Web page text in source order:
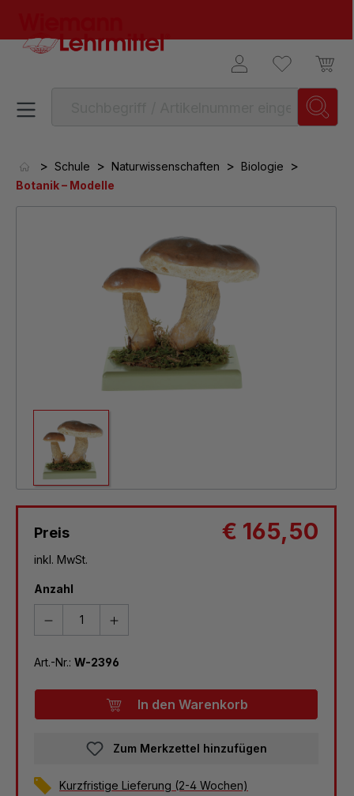
> Schule > Naturwissenschaften > Biologie >
Botanik – Modelle
Preis € 165,50
inkl. MwSt.
Anzahl
Art.-Nr.: W-2396
In den Warenkorb
Zum Merkzettel hinzufügen
Kurzfristige Lieferung (2-4 Wochen)